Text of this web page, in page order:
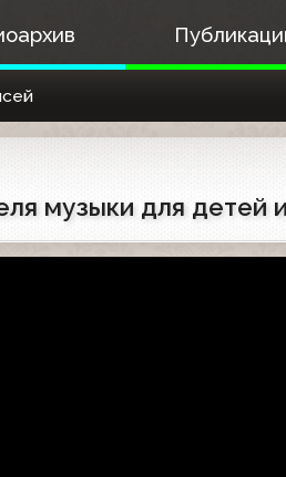
музыки для детей